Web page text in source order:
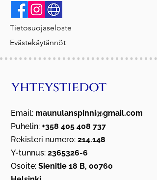
Tietosuojaseloste
Evästekäytännöt
yhteystiedot
Email: maunulanspinni@gmail.com
Puhelin: +358 405 408 737
Rekisteri numero: 214.148
Y-tunnus: 2365326-6
Osoite: Sienitie 18 B, 00760